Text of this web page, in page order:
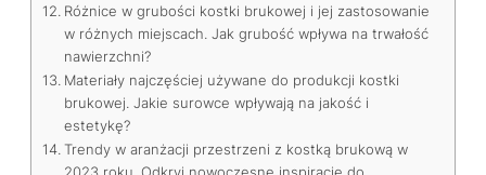
Różnice w grubości kostki brukowej i jej zastosowanie
w różnych miejscach. Jak grubość wpływa na trwałość
nawierzchni?
Materiały najczęściej używane do produkcji kostki
brukowej. Jakie surowce wpływają na jakość i
estetykę?
Trendy w aranżacji przestrzeni z kostką brukową w